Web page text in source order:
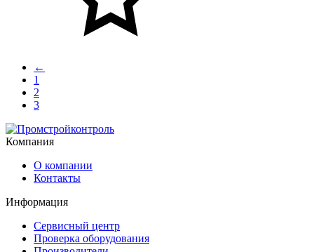
←
1
2
3
Компания
О компании
Контакты
Информация
Сервисный центр
Проверка оборудования